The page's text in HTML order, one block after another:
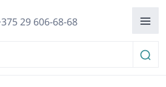
29 606-68-68